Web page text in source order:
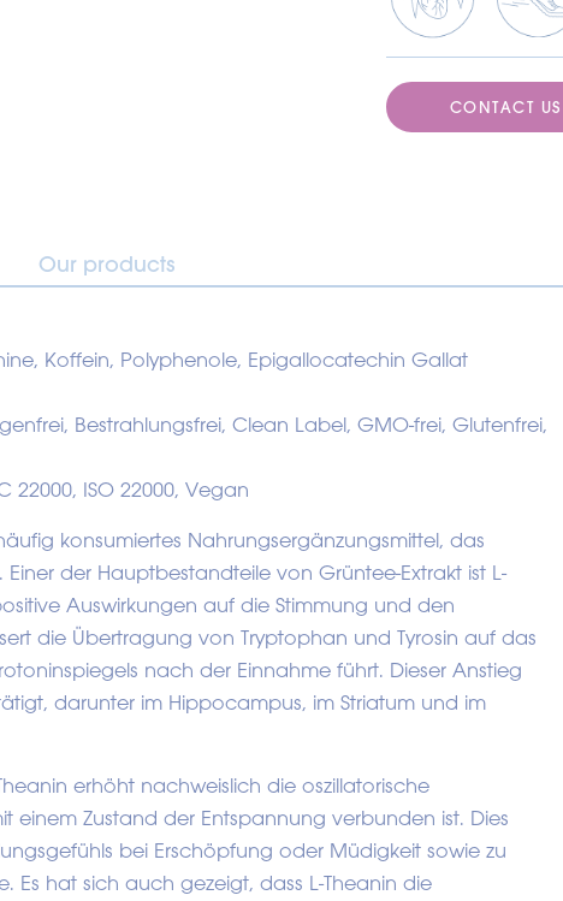
CONTACT US
Our products
Koffein, Polyphenole, Epigallocatechin Gallat
Bestrahlungsfrei, Clean Label, GMO-frei, Glutenfrei,
22000, ISO 22000, Vegan
konsumiertes Nahrungsergänzungsmittel, das
der Hauptbestandteile von Grüntee-Extrakt ist L-
Auswirkungen auf die Stimmung und den
die Übertragung von Tryptophan und Tyrosin auf das
nach der Einnahme führt. Dieser Anstieg
darunter im Hippocampus, im Striatum und im
erhöht nachweislich die oszillatorische
einem Zustand der Entspannung verbunden ist. Dies
bei Erschöpfung oder Müdigkeit sowie zu
Es hat sich auch gezeigt, dass L-Theanin die